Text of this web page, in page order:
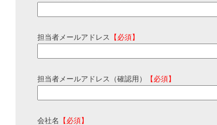
担当者メールアドレス 【必須】
担当者メールアドレス（確認用） 【必須】
会社名 【必須】